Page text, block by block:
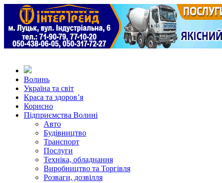
Волинь
Україна та світ
Краса та здоров’я
Корисно
Підприємства Волині
Авто
Будівництво
Транспорт
Послуги
Техніка, обладнання
Виробництво та Торгівля
Розваги, дозвілля